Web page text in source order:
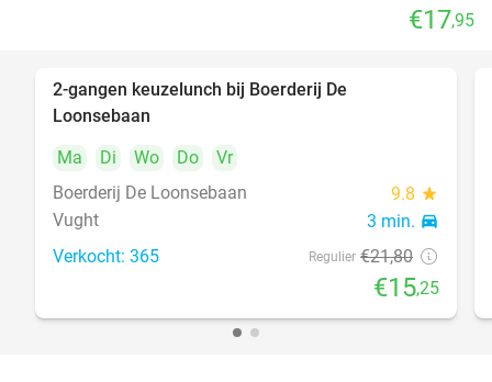
€17,95
2-gangen keuzelunch bij Boerderij De
Loonsebaan
Ma
Di Wo Do
Vr
Boerderij De Loonsebaan
9.8 star
Vught 3 min. directions_car
Verkocht: 365 Regulier €21,80
€15,25